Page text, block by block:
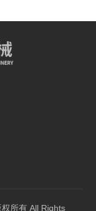
所有 All Rights